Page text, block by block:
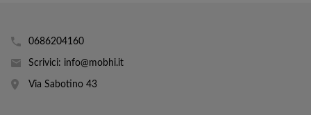
0686204160
Scrivici: info@mobhi.it
Via Sabotino 43